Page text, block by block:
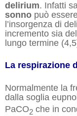
delirium. Infatti
sonno può
l’insorgenza di
incremento sia
lungo termine
La respirazione
Normalmente la
dalla soglia
PaCO2 che in